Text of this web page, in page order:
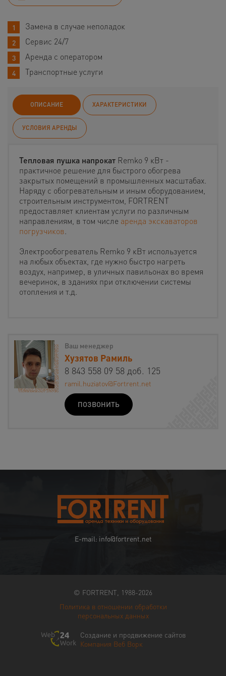
Замена в случае неполадок
Сервис 24/7
Аренда с оператором
Транспортные услуги
ОПИСАНИЕ ХАРАКТЕРИСТИКИ
УСЛОВИЯ АРЕНДЫ
Тепловая пушка напрокат Remko 9 кВт -
практичное решение для быстрого обогрева
закрытых помещений в промышленных масштабах.
Наряду с обогревательным и иным оборудованием,
строительным инструментом, FORTRENT
предоставляет клиентам услуги по различным
направлениям, в том числе аренда экскаваторов
погрузчиков
Электрообогреватель Remko 9 кВт используется
на любых объектах, где нужно быстро нагреть
воздух, например, в уличных павильонах во время
вечеринок, в зданиях при отключении системы
отопления и т.д.
Ваш менеджер
Хузятов Рамиль
8 843 558 09 58 доб. 125
ramil.huziatov@Fortrent.net
ПОЗВОНИТЬ
E-mail: info@fortrent.net
© FORTRENT, 1988-2026
Политика в отношении обработки
персональных данных
Создание и продвижение сайтов
Компания Веб Ворк